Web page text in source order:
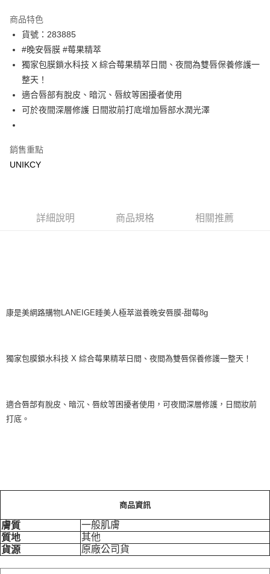
LINE Pay
Apple Pay
街口支付
悠遊付
運送方式
7-11取貨付款［需3-5個工作天不含預購商品］
每筆NT$70，滿NT$499(含以上)免運費
商品特色
貨號：283885
#晚安唇膜 #莓果精萃
獨家包膜鎖水科技 X 綜合莓果精萃日間、夜間為雙唇保養修護一
整天！
適合唇部有脫皮、暗沉、唇紋等困擾者使用
可於夜間深層修護 日間妝前打底增加唇部水潤光澤
銷售重點
UNIKCY
詳細說明 商品規格 相關推薦
康是美網路購物LANEIGE睡美人極萃滋養晚安唇膜-甜莓8g
獨家包膜鎖水科技 X 綜合莓果精萃日間、夜間為雙唇保養修護一整天！
適合唇部有脫皮、暗沉、唇紋等困擾者使用，可夜間深層修護，日間妝前
打底。
商品資訊
膚質
一般肌膚
質地
其他
貨源
原廠公司貨